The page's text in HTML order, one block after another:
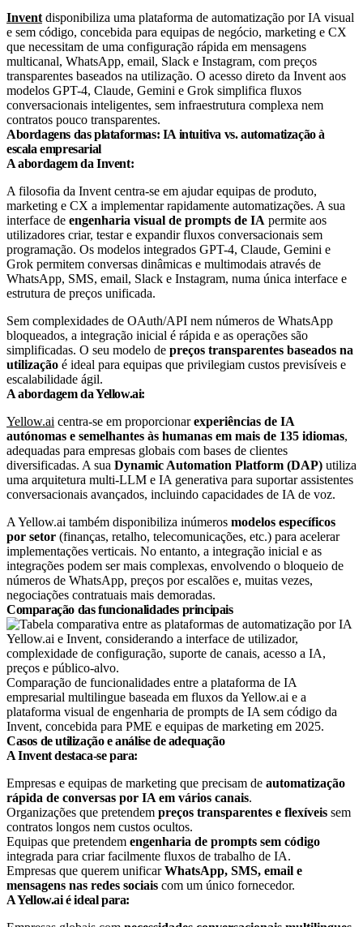
Invent disponibiliza uma plataforma de automatização por IA visual
e sem código, concebida para equipas de negócio, marketing e CX
que necessitam de uma configuração rápida em mensagens
multicanal, WhatsApp, email, Slack e Instagram, com preços
transparentes baseados na utilização. O acesso direto da Invent aos
modelos GPT-4, Claude, Gemini e Grok simplifica fluxos
conversacionais inteligentes, sem infraestrutura complexa nem
contratos pouco transparentes.
Abordagens das plataformas: IA intuitiva vs. automatização à
escala empresarial
A abordagem da Invent:
A filosofia da Invent centra-se em ajudar equipas de produto,
marketing e CX a implementar rapidamente automatizações. A sua
interface de engenharia visual de prompts de IA permite aos
utilizadores criar, testar e expandir fluxos conversacionais sem
programação. Os modelos integrados GPT-4, Claude, Gemini e
Grok permitem conversas dinâmicas e multimodais através de
WhatsApp, SMS, email, Slack e Instagram, numa única interface e
estrutura de preços unificada.
Sem complexidades de OAuth/API nem números de WhatsApp
bloqueados, a integração inicial é rápida e as operações são
simplificadas. O seu modelo de preços transparentes baseados na
utilização é ideal para equipas que privilegiam custos previsíveis e
escalabilidade ágil.
A abordagem da Yellow.ai:
Yellow.ai centra-se em proporcionarexperiências de IA
autónomas e semelhantes às humanas em mais de 135 idiomas,
adequadas para empresas globais com bases de clientes
diversificadas. A sua Dynamic Automation Platform (DAP) utiliza
uma arquitetura multi-LLM e IA generativa para suportar assistentes
conversacionais avançados, incluindo capacidades de IA de voz.
A Yellow.ai também disponibiliza inúmeros modelos específicos
por setor (finanças, retalho, telecomunicações, etc.) para acelerar
implementações verticais. No entanto, a integração inicial e as
integrações podem ser mais complexas, envolvendo o bloqueio de
números de WhatsApp, preços por escalões e, muitas vezes,
negociações contratuais mais demoradas.
Comparação das funcionalidades principais
Comparação de funcionalidades entre a plataforma de IA
empresarial multilingue baseada em fluxos da Yellow.ai e a
plataforma visual de engenharia de prompts de IA sem código da
Invent, concebida para PME e equipas de marketing em 2025.
Casos de utilização e análise de adequação
A Invent destaca-se para:
Empresas e equipas de marketing que precisam de automatização
rápida de conversas por IA em vários canais.
Organizações que pretendem preços transparentes e flexíveis sem
contratos longos nem custos ocultos.
Equipas que pretendem engenharia de prompts sem código
integrada para criar facilmente fluxos de trabalho de IA.
Empresas que querem unificarWhatsApp, SMS, email e
mensagens nas redes sociais com um único fornecedor.
A Yellow.ai é ideal para: